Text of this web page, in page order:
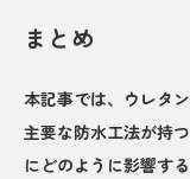
まとめ
本記事では、ウレタ
主要な防水工法が持
にどのように影響す